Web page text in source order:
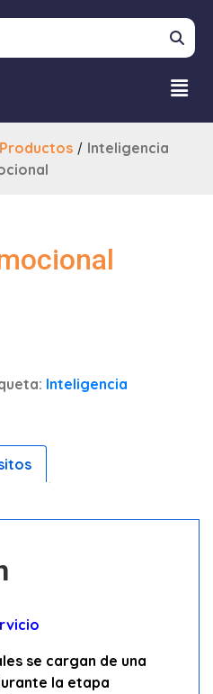
Productos/ Inteligencia
Inteligencia
se cargan de una
la etapa